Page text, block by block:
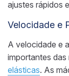
ajustes rápidos
Velocidade e
A velocidade e
importantes das
elásticas. As